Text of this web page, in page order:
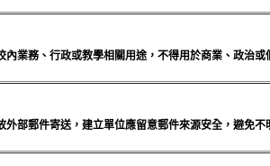
內業務、行政或教學相關用途，不得用於商業、政治或
外部郵件寄送，建立單位應留意郵件來源安全，避免不